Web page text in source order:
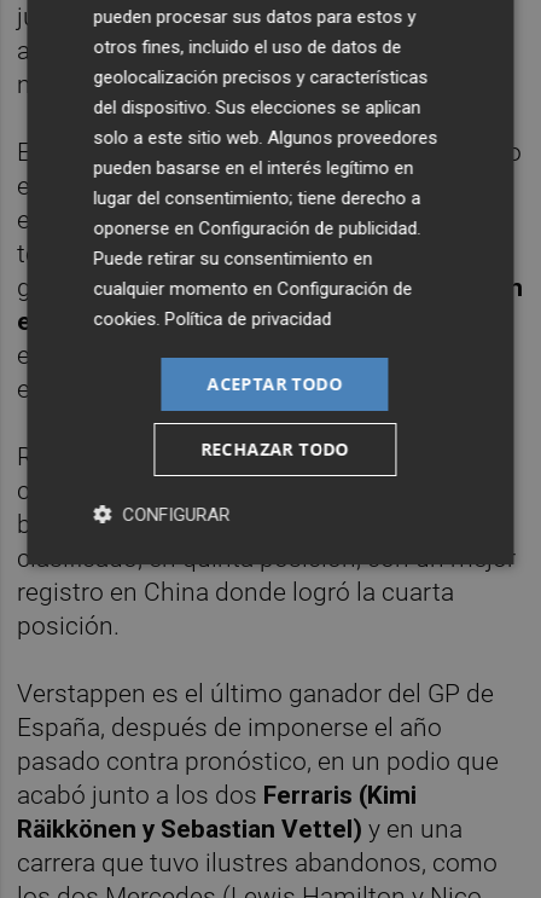
justamente el año que ocupa el asiento del
alemánNico Rosberg, vigente campeón del
mundo y ya retirado.
El cuarto piloto entre los aspirantes al triunfo
es el también finlandés Kimi Räikkönen, que
en Rusia subió por primera vez esta
temporada al podio. El piloto de Ferrari no
gana una carrera desde elGP de Australia en
el 2013,mientras que ya conoce la victoria
en el GP de España, tras firmar el triunfo en
el 2008 y 2005.
Red Bull llega a Barcelona sin poder contar
con mejoras en el motor Renault y con el
belga Max Verstappen como su piloto mejor
clasificado, en quinta posición, con un mejor
registro en China donde logró la cuarta
posición.
Verstappen es el último ganador del GP de
España, después de imponerse el año
pasado contra pronóstico, en un podio que
acabó junto a los dos Ferraris (Kimi
Räikkönen y Sebastian Vettel)y en una
carrera que tuvo ilustres abandonos, como
pueden procesar sus datos para estos y
otros fines, incluido el uso de datos de
geolocalización precisos y características
del dispositivo. Sus elecciones se aplican
solo a este sitio web. Algunos proveedores
pueden basarse en el interés legítimo en
lugar del consentimiento; tiene derecho a
oponerse enConfiguración de publicidad.
Puede retirar su consentimiento en
cualquier momento enConfiguración de
cookies.Política de privacidad
ACEPTAR TODO
RECHAZAR TODO
CONFIGURAR